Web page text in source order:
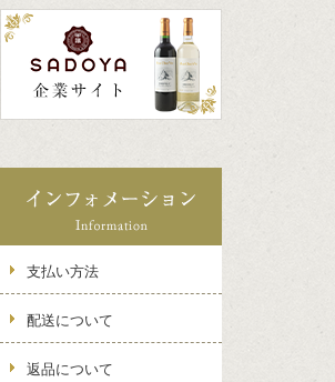
支払い方法
配送について
返品について